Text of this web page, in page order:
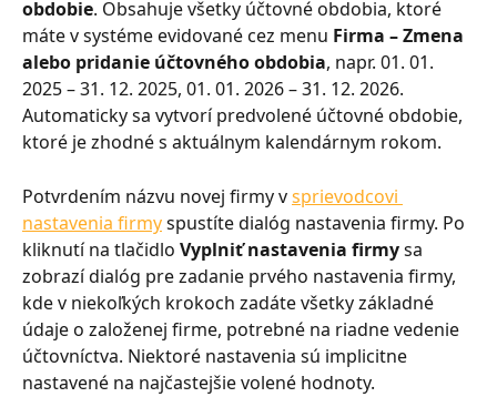
obdobie. Obsahuje všetky účtovné obdobia, ktoré
máte v systéme evidované cez menu Firma – Zmena
alebo pridanie účtovného obdobia, napr. 01. 01.
2025 – 31. 12. 2025, 01. 01. 2026 – 31. 12. 2026.
Automaticky sa vytvorí predvolené účtovné obdobie,
ktoré je zhodné s aktuálnym kalendárnym rokom.
Potvrdením názvu novej firmy v sprievodcovi
nastavenia firmy spustíte dialóg nastavenia firmy. Po
kliknutí na tlačidlo Vyplniť nastavenia firmy sa
zobrazí dialóg pre zadanie prvého nastavenia firmy,
kde v niekoľkých krokoch zadáte všetky základné
údaje o založenej firme, potrebné na riadne vedenie
účtovníctva. Niektoré nastavenia sú implicitne
nastavené na najčastejšie volené hodnoty.